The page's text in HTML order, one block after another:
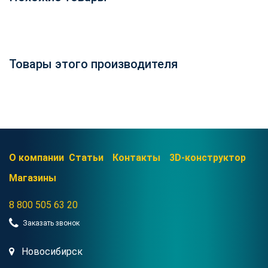
Товары этого производителя
О компании Статьи Контакты
3D-конструктор
Магазины
8 800 505 63 20
Заказать звонок
Новосибирск